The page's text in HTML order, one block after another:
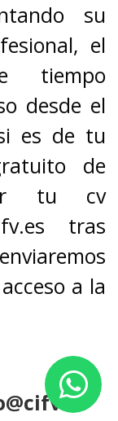
su
el
tiempo
desde el
es de tu
de
tu cv
tras
a la